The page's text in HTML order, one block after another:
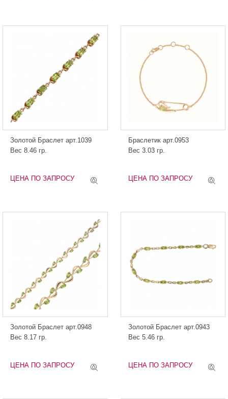
Золотой Браслет арт.1039
Вес 8.46 гр.
ЦЕНА ПО ЗАПРОСУ
Браслетик арт.0953
Вес 3.03 гр.
ЦЕНА ПО ЗАПРОСУ
Золотой Браслет арт.0948
Вес 8.17 гр.
ЦЕНА ПО ЗАПРОСУ
Золотой Браслет арт.0943
Вес 5.46 гр.
ЦЕНА ПО ЗАПРОСУ